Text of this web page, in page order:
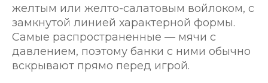
желтым или желто-салатовым войлоком, с
замкнутой линией характерной формы.
Самые распространенные — мячи с
давлением, поэтому банки с ними обычно
вскрывают прямо перед игрой.